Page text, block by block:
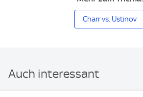
Charr vs. Ustinov
Auch interessant